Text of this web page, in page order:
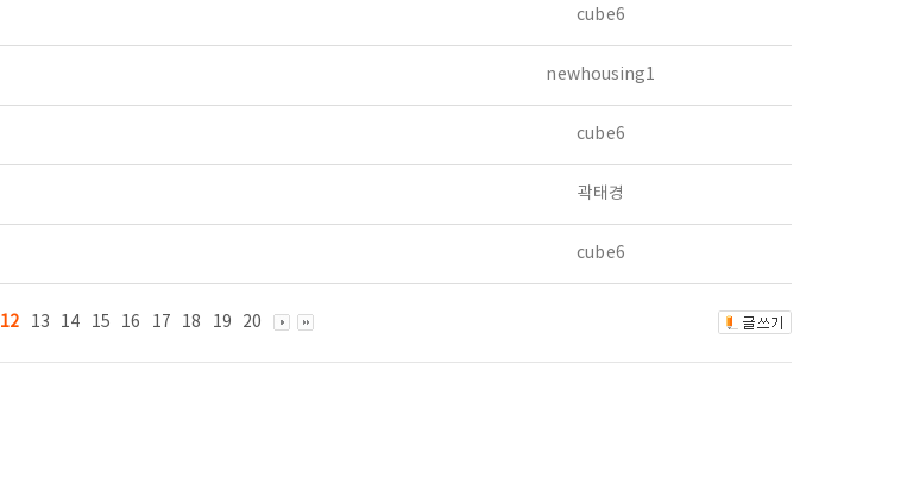
cube6
newhousing1
cube6
곽태경
cube6
12 13 14 15 16 17 18 19 20